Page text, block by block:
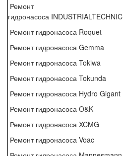
Ремонт
гидронасоса INDUSTRIALTECHNIC
Ремонт гидронасоса Roquet
Ремонт гидронасоса Gemma
Ремонт гидронасоса Tokiwa
Ремонт гидронасоса Tokunda
Ремонт гидронасоса Hydro Gigant
Ремонт гидронасоса O&K
Ремонт гидронасоса XCMG
Ремонт гидронасоса Voac